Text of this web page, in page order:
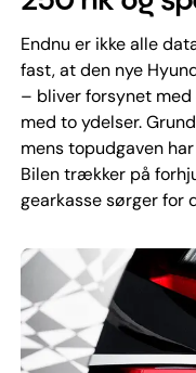
Endnu er ikke alle
fast, at den nye
– bliver forsynet
med to ydelser.
mens topudgaven
Bilen trækker på
gearkasse sørger for